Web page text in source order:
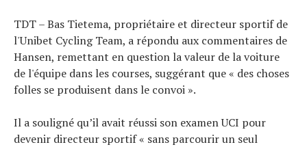
TDT – Bas Tietema, propriétaire et directeur sportif de
l'Unibet Cycling Team, a répondu aux commentaires de
Hansen, remettant en question la valeur de la voiture
de l'équipe dans les courses, suggérant que « des choses
folles se produisent dans le convoi ».
Il a souligné qu’il avait réussi son examen UCI pour
devenir directeur sportif « sans parcourir un seul